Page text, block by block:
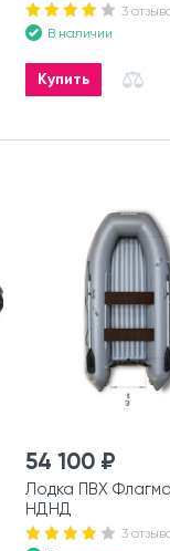
3
В наличии
Купить
54 100 ₽
Лодка ПВХ
НДНД
3